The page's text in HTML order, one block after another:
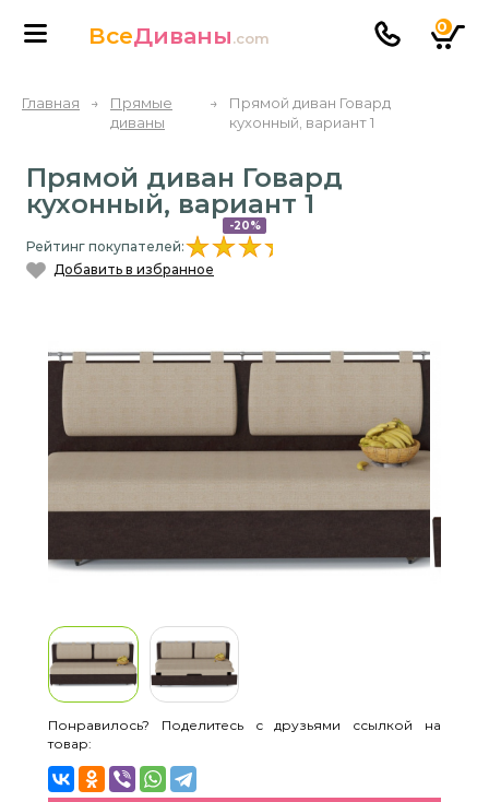
ВсеДиваны.com
0
Главная →
Прямые
диваны
→
Прямой диван Говард
кухонный, вариант 1
Прямой диван Говард
кухонный, вариант 1
-20%
Рейтинг покупателей:
Добавить в избранное
Понравилось? Поделитесь с друзьями ссылкой на
товар: